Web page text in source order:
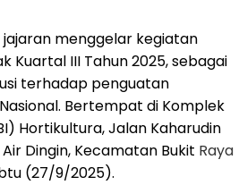
menggelar kegiatan
Kuartal III Tahun 2025, sebagai
terhadap penguatan
Bertempat di Komplek
Hortikultura, Jalan Kaharudin
Dingin, Kecamatan Bukit Raya
(27/9/2025).